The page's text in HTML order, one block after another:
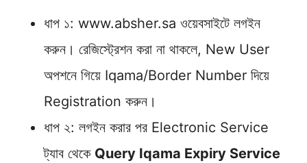
ধাপ ১: www.absher.sa ওয়েবসাইটে লগইন
করুন। রেজিস্ট্রেশন করা না থাকলে, New User
অপশনে গিয়ে Iqama/Border Number দিয়ে
Registration করুন।
ধাপ ২: লগইন করার পর Electronic Service
ট্যাব থেকে Query Iqama Expiry Service